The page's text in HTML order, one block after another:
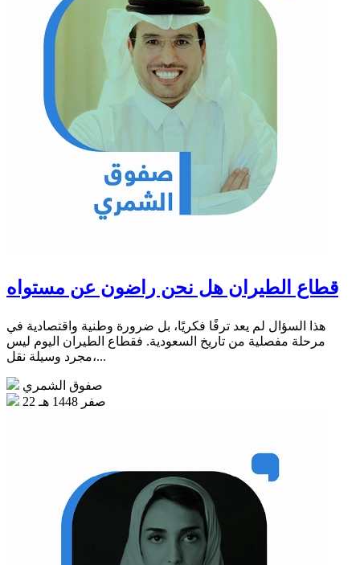
قطاع الطيران هل نحن راضون عن مستواه
هذا السؤال لم يعد ترفًا فكريًا، بل ضرورة وطنية واقتصادية في
مرحلة مفصلية من تاريخ السعودية. فقطاع الطيران اليوم ليس
مجرد وسيلة نقل،...
صفوق الشمري
22 صفر 1448 هـ